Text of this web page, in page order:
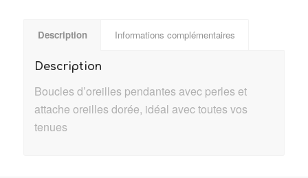
Description Informations complémentaires
Description
Boucles d’oreilles pendantes avec perles et
attache oreilles dorée, idéal avec toutes vos
tenues